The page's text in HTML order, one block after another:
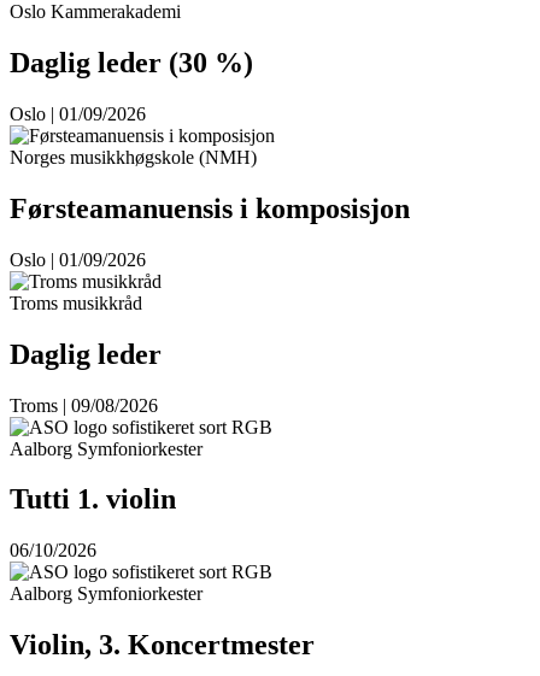
Oslo Kammerakademi
Daglig leder (30 %)
Oslo | 01/09/2026
Norges musikkhøgskole (NMH)
Førsteamanuensis i komposisjon
Oslo | 01/09/2026
Troms musikkråd
Daglig leder
Troms | 09/08/2026
Aalborg Symfoniorkester
Tutti 1. violin
06/10/2026
Aalborg Symfoniorkester
Violin, 3. Koncertmester